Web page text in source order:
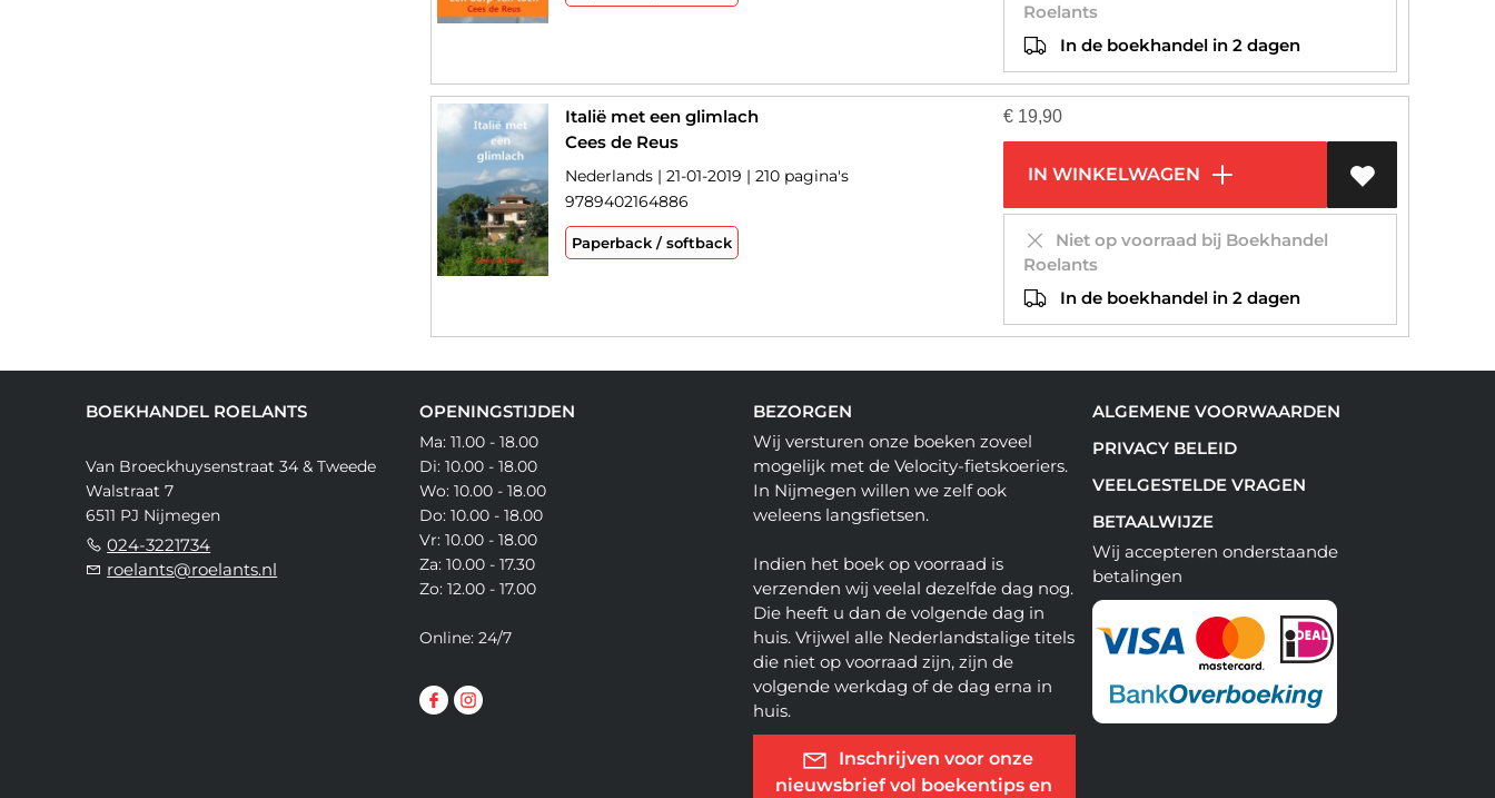
Roelants
In de boekhandel in 2 dagen
Italië met een glimlach
Cees de Reus
Nederlands | 21-01-2019 | 210 pagina's
9789402164886
Paperback / softback
€ 19,90
IN WINKELWAGEN
Niet op voorraad bij Boekhandel
Roelants
In de boekhandel in 2 dagen
BOEKHANDEL ROELANTS
Van Broeckhuysenstraat 34 & Tweede
Walstraat 7
6511 PJ Nijmegen
024-3221734
roelants@roelants.nl
OPENINGSTIJDEN
Ma: 11.00 - 18.00
Di: 10.00 - 18.00
Wo: 10.00 - 18.00
Do: 10.00 - 18.00
Vr: 10.00 - 18.00
Za: 10.00 - 17.30
Zo: 12.00 - 17.00
Online: 24/7
BEZORGEN
Wij versturen onze boeken zoveel
mogelijk met de Velocity-fietskoeriers.
In Nijmegen willen we zelf ook
weleens langsfietsen.
Indien het boek op voorraad is
verzenden wij veelal dezelfde dag nog.
Die heeft u dan de volgende dag in
huis. Vrijwel alle Nederlandstalige titels
die niet op voorraad zijn, zijn de
volgende werkdag of de dag erna in
huis.
Inschrijven voor onze
nieuwsbrief vol boekentips en
ALGEMENE VOORWAARDEN
PRIVACY BELEID
VEELGESTELDE VRAGEN
BETAALWIJZE
Wij accepteren onderstaande
betalingen